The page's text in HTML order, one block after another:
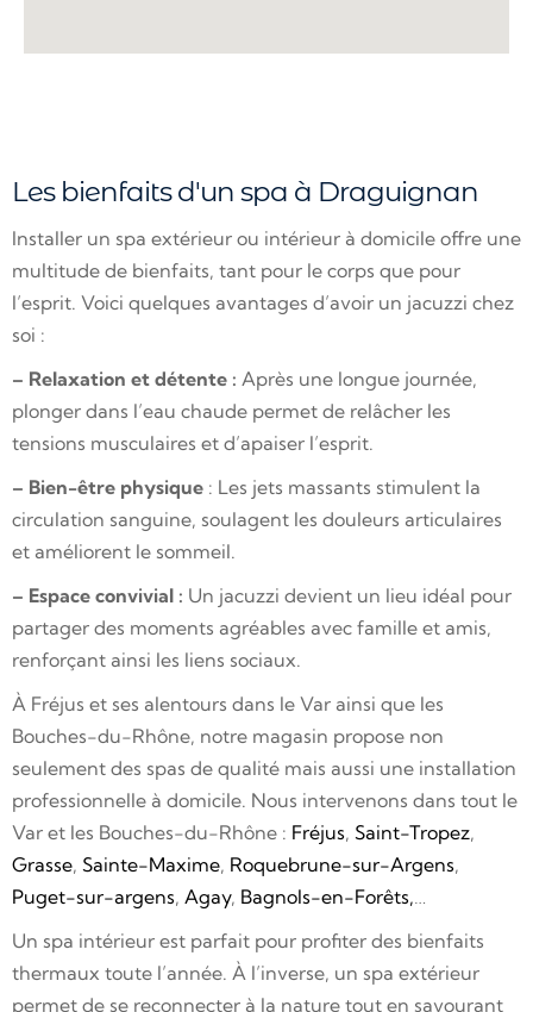
Les bienfaits d'un spa à Draguignan
Installer un spa extérieur ou intérieur à domicile offre une
multitude de bienfaits, tant pour le corps que pour
l’esprit. Voici quelques avantages d’avoir un jacuzzi chez
soi :
– Relaxation et détente : Après une longue journée,
plonger dans l’eau chaude permet de relâcher les
tensions musculaires et d’apaiser l’esprit.
– Bien-être physique : Les jets massants stimulent la
circulation sanguine, soulagent les douleurs articulaires
et améliorent le sommeil.
– Espace convivial : Un jacuzzi devient un lieu idéal pour
partager des moments agréables avec famille et amis,
renforçant ainsi les liens sociaux.
À Fréjus et ses alentours dans le Var ainsi que les
Bouches-du-Rhône, notre magasin propose non
seulement des spas de qualité mais aussi une installation
professionnelle à domicile. Nous intervenons dans tout le
Var et les Bouches-du-Rhône : Fréjus, Saint-Tropez,
Grasse, Sainte-Maxime, Roquebrune-sur-Argens,
Puget-sur-argens, Agay, Bagnols-en-Forêts,…
Un spa intérieur est parfait pour profiter des bienfaits
thermaux toute l’année. À l’inverse, un spa extérieur
permet de se reconnecter à la nature tout en savourant